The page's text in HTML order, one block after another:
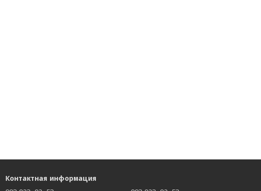
Контактная информация